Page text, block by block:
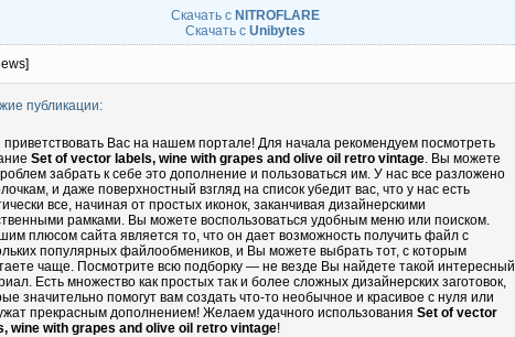
Скачать с NITROFLARE
Скачать с Unibytes
публикации:
приветствовать Вас на нашем портале! Для начала рекомендуем посмотреть
Set of vector labels, wine with grapes and olive oil retro vintage. Вы можете
забрать к себе это дополнение и пользоваться им. У нас все разложено
и даже поверхностный взгляд на список убедит вас, что у нас есть
все, начиная от простых иконок, заканчивая дизайнерскими
рамками. Вы можете воспользоваться удобным меню или поиском.
плюсом сайта является то, что он дает возможность получить файл с
популярных файлообмеников, и Вы можете выбрать тот, с которым
чаще. Посмотрите всю подборку — не везде Вы найдете такой интересный
Есть множество как простых так и более сложных дизайнерских заготовок,
значительно помогут вам создать что-то необычное и красивое с нуля или
прекрасным дополнением! Желаем удачного использования Set of vector
wine with grapes and olive oil retro vintage!